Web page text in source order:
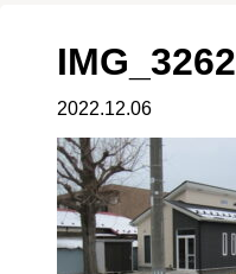
IMG_3262
2022.12.06